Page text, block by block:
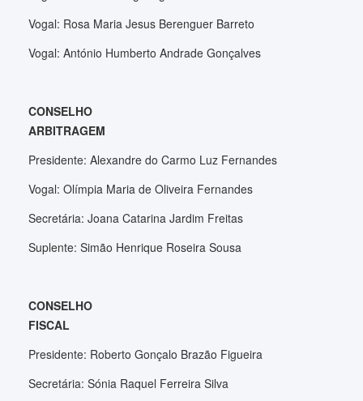
Vogal: Rosa Maria Jesus Berenguer Barreto
Vogal: António Humberto Andrade Gonçalves
CONSELHO
ARBITRAGEM
Presidente: Alexandre do Carmo Luz Fernandes
Vogal: Olímpia Maria de Oliveira Fernandes
Secretária: Joana Catarina Jardim Freitas
Suplente: Simão Henrique Roseira Sousa
CONSELHO
FISCAL
Presidente: Roberto Gonçalo Brazão Figueira
Secretária: Sónia Raquel Ferreira Silva